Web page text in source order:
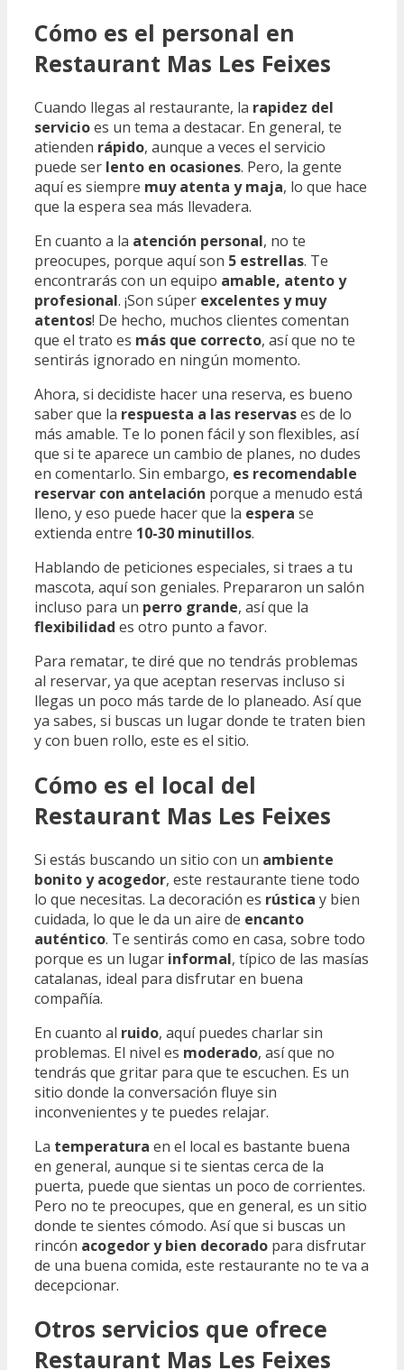
Cómo es el personal en
Restaurant Mas Les Feixes
Cuando llegas al restaurante, la rapidez del
servicioes un tema a destacar. En general, te
atienden rápido, aunque a veces el servicio
puede ser lento en ocasiones. Pero, la gente
aquí es siempre muy atenta y maja, lo que hace
que la espera sea más llevadera.
En cuanto a la atención personal, no te
preocupes, porque aquí son 5 estrellas. Te
encontrarás con un equipo amable, atento y
profesional. ¡Son súper excelentes y muy
atentos! De hecho, muchos clientes comentan
que el trato es más que correcto, así que no te
sentirás ignorado en ningún momento.
Ahora, si decidiste hacer una reserva, es bueno
saber que la respuesta a las reservases de lo
más amable. Te lo ponen fácil y son flexibles, así
que si te aparece un cambio de planes, no dudes
en comentarlo. Sin embargo, es recomendable
reservar con antelación porque a menudo está
lleno, y eso puede hacer que la espera se
extienda entre 10-30 minutillos.
Hablando de peticiones especiales, si traes a tu
mascota, aquí son geniales. Prepararon un salón
incluso para un perro grande, así que la
flexibilidad es otro punto a favor.
Para rematar, te diré que no tendrás problemas
al reservar, ya que aceptan reservas incluso si
llegas un poco más tarde de lo planeado. Así que
ya sabes, si buscas un lugar donde te traten bien
y con buen rollo, este es el sitio.
Cómo es el local del
Restaurant Mas Les Feixes
Si estás buscando un sitio con un ambiente
bonito y acogedor, este restaurante tiene todo
lo que necesitas. La decoración es rústica y bien
cuidada, lo que le da un aire de encanto
auténtico. Te sentirás como en casa, sobre todo
porque es un lugar informal, típico de las masías
catalanas, ideal para disfrutar en buena
compañía.
En cuanto al ruido, aquí puedes charlar sin
problemas. El nivel es moderado, así que no
tendrás que gritar para que te escuchen. Es un
sitio donde la conversación fluye sin
inconvenientes y te puedes relajar.
La temperatura en el local es bastante buena
en general, aunque si te sientas cerca de la
puerta, puede que sientas un poco de corrientes.
Pero no te preocupes, que en general, es un sitio
donde te sientes cómodo. Así que si buscas un
rincón acogedor y bien decorado para disfrutar
de una buena comida, este restaurante no te va a
decepcionar.
Otros servicios que ofrece
Restaurant Mas Les Feixes